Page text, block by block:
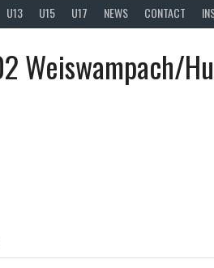
U13 U15 U17 NEWS CONTACT
Weiswampach/